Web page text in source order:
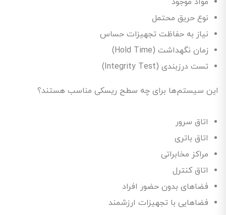
نوع حریق محتمل
نیاز به حفاظت تجهیزات حساس
زمان نگهداشت (Hold Time)
تست درزبندی (Integrity Test)
این سیستم‌ها برای چه سطح ریسکی مناسب هستند؟
اتاق سرور
اتاق باتری
مراکز مخابراتی
اتاق کنترل
فضاهای بدون حضور افراد
فضاهایی با تجهیزات ارزشمند